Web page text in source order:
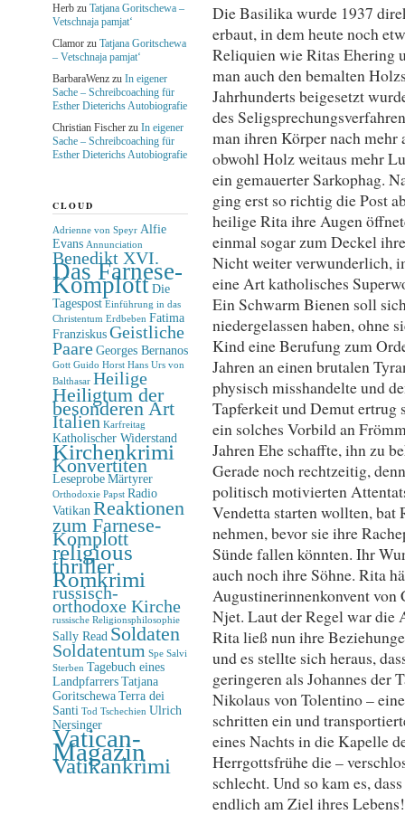
Die Basilika wurde 1937
erbaut, in dem heute noch
Reliquien wie Ritas Ehering
man auch den bemalten
Jahrhunderts beigesetzt
des
man ihren Körper nach mehr
obwohl Holz weitaus mehr
ein gemauerter Sarkophag.
ging erst so richtig die Post
heilige Rita ihre Augen
einmal sogar zum Deckel
Nicht weiter verwunderlich,
eine Art katholisches
Ein Schwarm Bienen soll
niedergelassen haben, ohne
Kind eine Berufung zum
Jahren an einen brutalen
physisch misshandelte und
Tapferkeit und Demut ertrug
ein solches Vorbild an
Jahren Ehe schaffte, ihn zu
Gerade noch rechtzeitig,
politisch motivierten
Vendetta starten wollten, bat
nehmen, bevor sie ihre
Sünde fallen könnten. Ihr
auch noch ihre Söhne. Rita
Augustinerinnenkonvent von
Njet. Laut der Regel war die
Rita ließ nun ihre
und es stellte sich heraus,
geringeren als Johannes der
Nikolaus von Tolentino –
schritten ein und
eines Nachts in die Kapelle
Herrgottsfrühe die –
schlecht. Und so kam es,
endlich am Ziel ihres Lebens!
Herbzu Tatjana Goritschewa –
Vetschnaja pamjat‘
Clamorzu Tatjana Goritschewa
– Vetschnaja pamjat‘
BarbaraWenzzu In eigener
Sache – Schreibcoaching für
Esther Dieterichs Autobiografie
Christian Fischerzu In eigener
Sache – Schreibcoaching für
Esther Dieterichs Autobiografie
CLOUD
Adrienne von Speyr Alfie
Evans Annunciation
Benedikt XVI.
Das Farnese-
Komplott Die
Tagespost Einführung in das
Christentum Erdbeben Fatima
Franziskus Geistliche
Paare Georges Bernanos
Gott Guido Horst Hans Urs von
Balthasar Heilige
Heiligtum der
besonderen Art
Italien Karfreitag
Katholischer Widerstand
Kirchenkrimi
Konvertiten
Leseprobe Märtyrer
Orthodoxie Papst Radio
Vatikan Reaktionen
zum Farnese-
Komplott
religious
thriller
Romkrimi
russisch-
orthodoxe Kirche
russische Religionsphilosophie
Sally Read Soldaten
Soldatentum Spe Salvi
Sterben Tagebuch eines
Landpfarrers Tatjana
Goritschewa Terra dei
Santi Tod Tschechien Ulrich
Nersinger
Vatican-
Magazin
Vatikankrimi